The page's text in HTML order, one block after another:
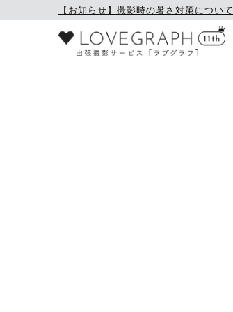
【お知らせ】撮影時の暑さ対策について